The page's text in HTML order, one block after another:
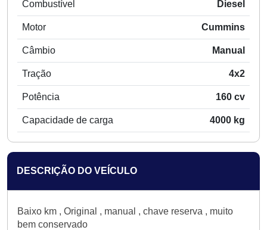
Combustível Diesel
Motor Cummins
Câmbio Manual
Tração 4x2
Potência 160 cv
Capacidade de carga 4000 kg
DESCRIÇÃO DO VEÍCULO
Baixo km , Original , manual , chave reserva , muito
bem conservado